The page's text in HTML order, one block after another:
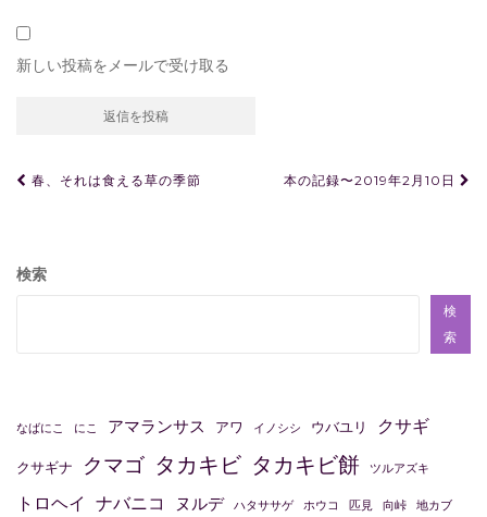
新しい投稿をメールで受け取る
投
ビ
ン
春、それは食える草の季節 本の記録〜2019年2月10日
検索
検
索
なばにこ にこ アマランサス アワ イノシシ ウバユリ クサギ
クサギナ クマゴ タカキビ タカキビ餅 ツルアズキ
トロヘイ ナバニコ ヌルデ ハタササゲ ホウコ 匹見 向峠 地カブ